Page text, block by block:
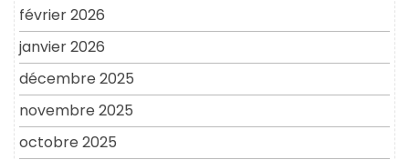
février 2026
janvier 2026
décembre 2025
novembre 2025
octobre 2025